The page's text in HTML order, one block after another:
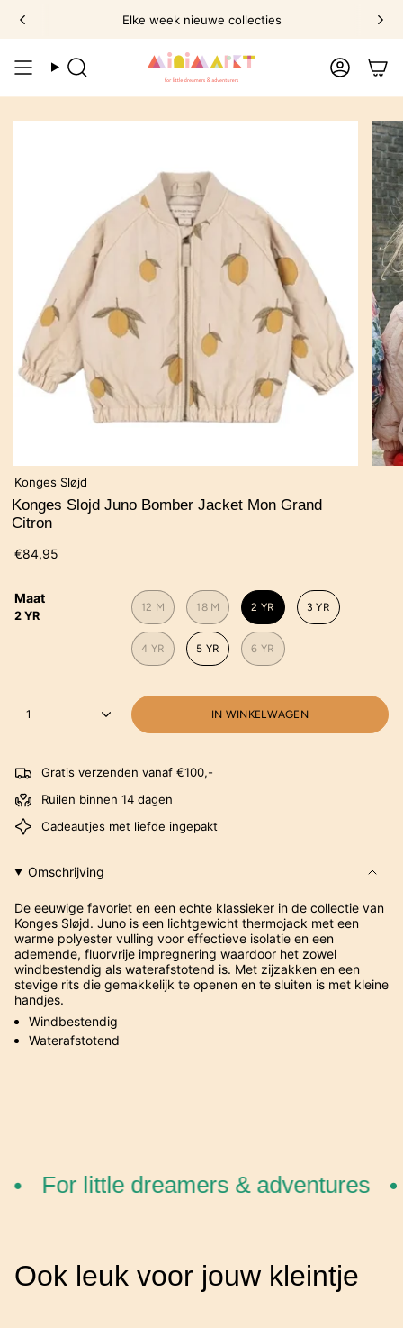
naar
Elke week nieuwe collecties
Zoek Account
Konges Sløjd
Konges Slojd Juno Bomber Jacket Mon Grand
Citron
€84,95
Maat
2 YR
12 M 18 M 2 YR 3 YR
4 YR 5 YR 6 YR
1 IN WINKELWAGEN
Gratis verzenden vanaf €100,-
Ruilen binnen 14 dagen
Cadeautjes met liefde ingepakt
Omschrijving
De eeuwige favoriet en een echte klassieker in de collectie van
Konges Sløjd. Juno is een lichtgewicht thermojack met een
warme polyester vulling voor effectieve isolatie en een
ademende, fluorvrije impregnering waardoor het zowel
windbestendig als waterafstotend is. Met zijzakken en een
stevige rits die gemakkelijk te openen en te sluiten is met kleine
handjes.
Windbestendig
Waterafstotend
For little dreamers & adventures
Ook leuk voor jouw kleintje